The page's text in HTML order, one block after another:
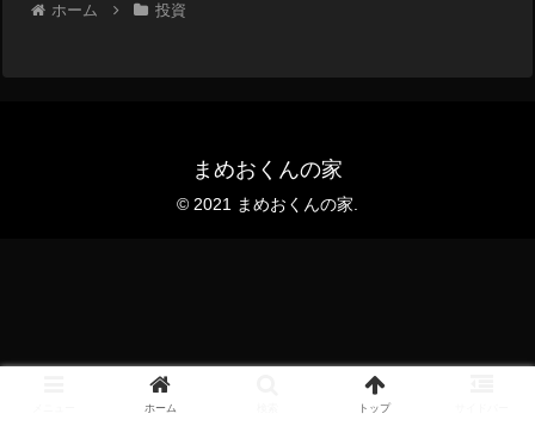
ホーム 投資
まめおくんの家
© 2021 まめおくんの家.
ホーム トップ